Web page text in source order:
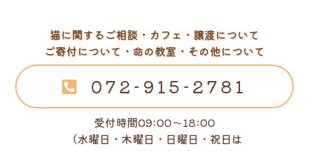
猫に関するご相談・カフェ・譲渡について
ご寄付について・命の教室・その他について
072-915-2781
受付時間09:00～18:00
（水曜日・木曜日・日曜日・祝日は